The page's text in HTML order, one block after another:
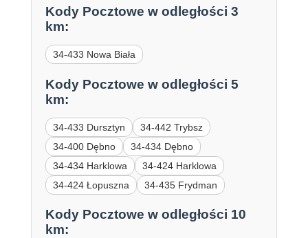
Kody Pocztowe w odległości 3
km:
34-433 Nowa Biała
Kody Pocztowe w odległości 5
km:
34-433 Dursztyn
34-442 Trybsz
34-400 Dębno
34-434 Dębno
34-434 Harklowa
34-424 Harklowa
34-424 Łopuszna
34-435 Frydman
Kody Pocztowe w odległości 10
km: